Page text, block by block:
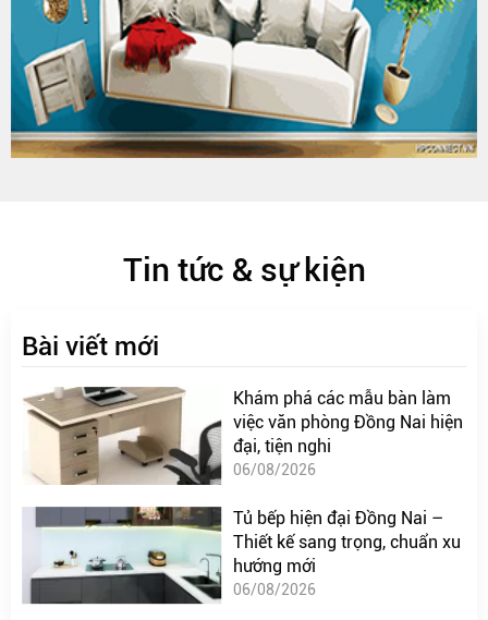
Tin tức & sự kiện
Bài viết mới
Khám phá các mẫu bàn làm
việc văn phòng Đồng Nai hiện
đại, tiện nghi
06/08/2026
Tủ bếp hiện đại Đồng Nai –
Thiết kế sang trọng, chuẩn xu
hướng mới
06/08/2026